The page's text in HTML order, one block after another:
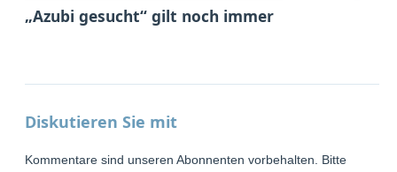
„Azubi gesucht“ gilt noch immer
Diskutieren Sie mit
Kommentare sind unseren Abonnenten vorbehalten. Bitte